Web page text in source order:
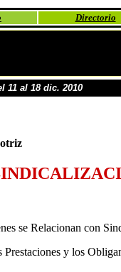
Directorio
11 al 18 dic. 2010
se Relacionan con
Prestaciones y los